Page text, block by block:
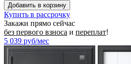
Купить в рассрочку
Закажи прямо сейчас
без первого взноса и переплат!
5 039 руб/мес